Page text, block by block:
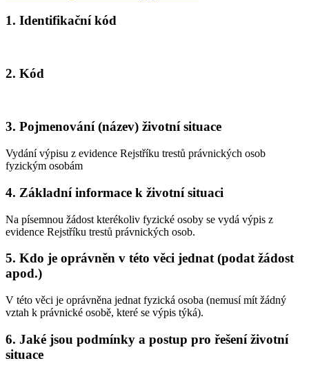
1. Identifikační kód
2. Kód
3. Pojmenování (název) životní situace
Vydání výpisu z evidence Rejstříku trestů právnických osob
fyzickým osobám
4. Základní informace k životní situaci
Na písemnou žádost kterékoliv fyzické osoby se vydá výpis z
evidence Rejstříku trestů právnických osob.
5. Kdo je oprávněn v této věci jednat (podat žádost
apod.)
V této věci je oprávněna jednat fyzická osoba (nemusí mít žádný
vztah k právnické osobě, které se výpis týká).
6. Jaké jsou podmínky a postup pro řešení životní
situace